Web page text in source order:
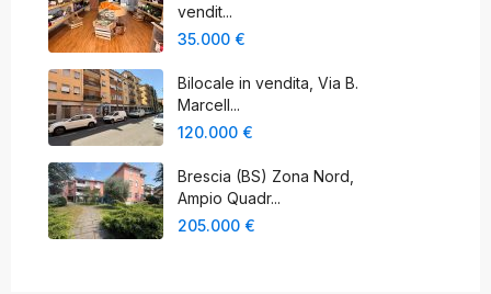
vendit...
35.000 €
Bilocale in vendita, Via B.
Marcell...
120.000 €
Brescia (BS) Zona Nord,
Ampio Quadr...
205.000 €